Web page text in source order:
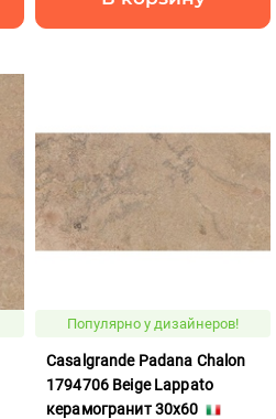
Популярно у дизайнеров!
Casalgrande Padana Chalon
1794706 Beige Lappato
керамогранит 30x60